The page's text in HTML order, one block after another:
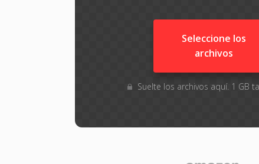
Seleccione los
archivos
Suelte los archivos aquí. 1 GB